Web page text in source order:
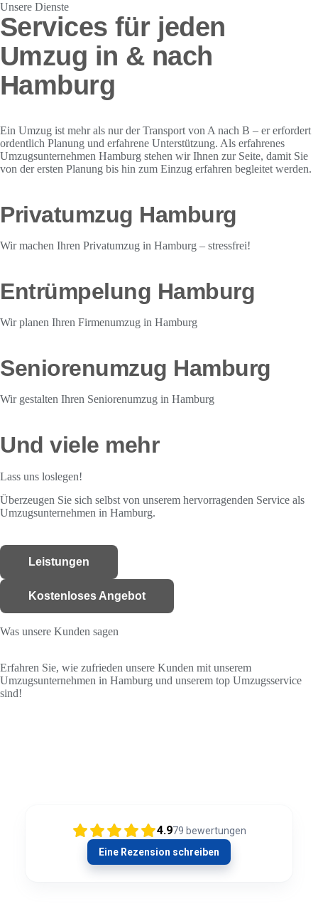
Unsere Dienste
Services für jeden
Umzug in & nach
Hamburg
Ein Umzug ist mehr als nur der Transport von A nach B – er erfordert
ordentlich Planung und erfahrene Unterstützung. Als erfahrenes
Umzugsunternehmen Hamburg stehen wir Ihnen zur Seite, damit Sie
von der ersten Planung bis hin zum Einzug erfahren begleitet werden.
Privatumzug Hamburg
Wir machen Ihren Privatumzug in Hamburg – stressfrei!
Entrümpelung Hamburg
Wir planen Ihren Firmenumzug in Hamburg
Seniorenumzug Hamburg
Wir gestalten Ihren Seniorenumzug in Hamburg
Und viele mehr
Lass uns loslegen!
Überzeugen Sie sich selbst von unserem hervorragenden Service als
Umzugsunternehmen in Hamburg.
Leistungen
Kostenloses Angebot
Was unsere Kunden sagen
Erfahren Sie, wie zufrieden unsere Kunden mit unserem
Umzugsunternehmen in Hamburg und unserem top Umzugsservice
sind!
4.979 bewertungen
Eine Rezension schreiben